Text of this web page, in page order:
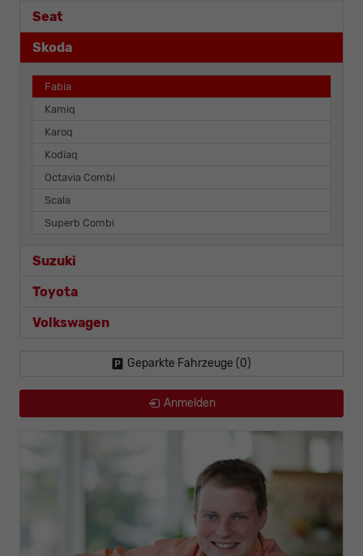
Seat
Skoda
Fabia
Kamiq
Karoq
Kodiaq
Octavia Combi
Scala
Superb Combi
Suzuki
Toyota
Volkswagen
Geparkte Fahrzeuge (0)
Anmelden